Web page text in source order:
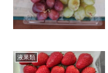
液果類